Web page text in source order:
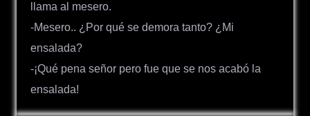
llama al mesero.
-Mesero.. ¿Por qué se demora tanto? ¿Mi
ensalada?
-¡Qué pena señor pero fue que se nos acabó la
ensalada!